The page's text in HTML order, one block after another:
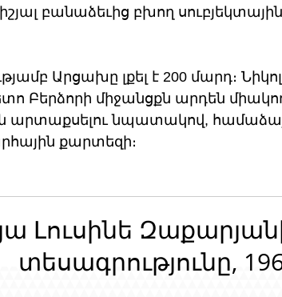
բանաձեւից բխող սուբյեկտային
Արցախը լքել է 200 մարդ։
Բերձորի միջանցքն արդեն
արտաքսելու նպատակով,
քարտեզի։
Լուսինե
տեսագրությունը,